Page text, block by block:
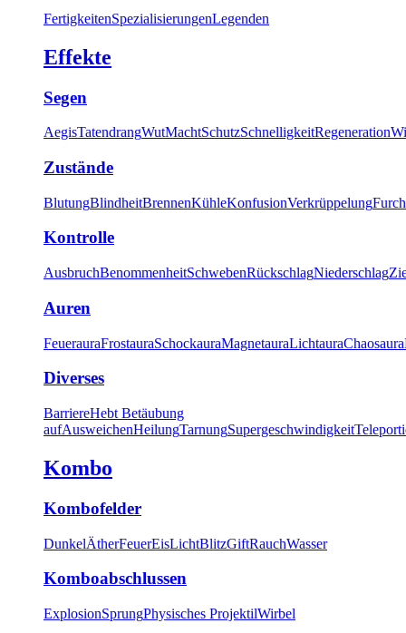
FertigkeitenSpezialisierungenLegenden
Effekte
Segen
AegisTatendrangWutMachtSchutzSchnelligkeitRegeneration
Zustände
BlutungBlindheitBrennenKühleKonfusionVerkrüppelung
Kontrolle
AusbruchBenommenheitSchwebenRückschlagNiederschlag
Auren
FeuerauraFrostauraSchockauraMagnetauraLichtauraChaosaura
Diverses
BarriereHebt Betäubung
aufAusweichenHeilungTarnungSupergeschwindigkeit
Kombo
Kombofelder
DunkelÄtherFeuerEisLichtBlitzGiftRauchWasser
Komboabschlussen
ExplosionSprungPhysisches ProjektilWirbel